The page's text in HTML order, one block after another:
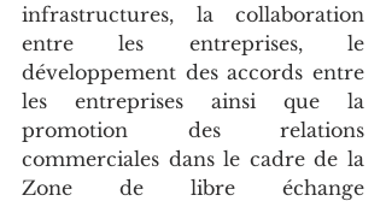
infrastructures, la collaboration
entre les entreprises, le
développement des accords entre
les entreprises ainsi que la
promotion des relations
commerciales dans le cadre de la
Zone de libre échange